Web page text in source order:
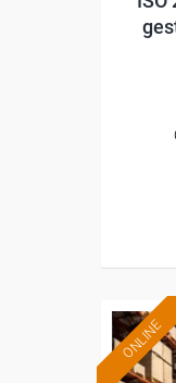
ONLINE